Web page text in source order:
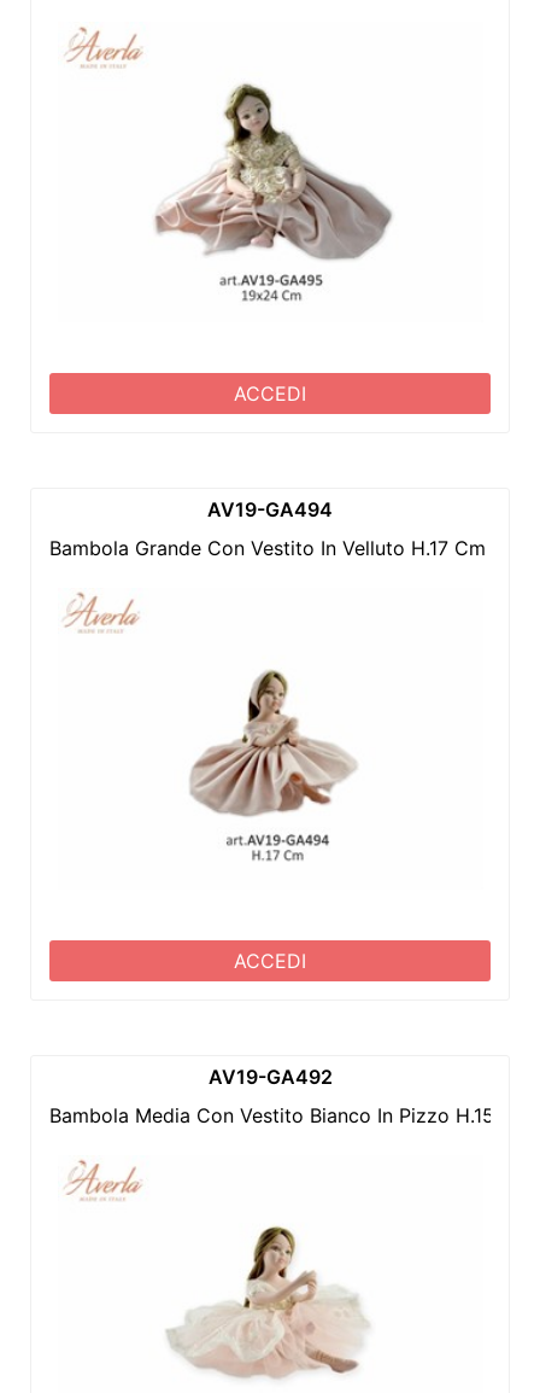
ACCEDI
AV19-GA494
Bambola Grande Con Vestito In Velluto H.17 Cm In
ACCEDI
AV19-GA492
Bambola Media Con Vestito Bianco In Pizzo H.15